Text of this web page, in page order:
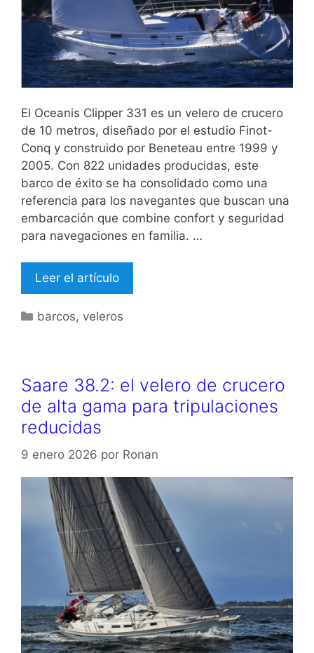
El Oceanis Clipper 331 es un velero de crucero
de 10 metros, diseñado por el estudio Finot-
Conq y construido por Beneteau entre 1999 y
2005. Con 822 unidades producidas, este
barco de éxito se ha consolidado como una
referencia para los navegantes que buscan una
embarcación que combine confort y seguridad
para navegaciones en familia. …
Leer el artículo
Categorías
barcos, veleros
Saare 38.2: el velero de crucero
de alta gama para tripulaciones
reducidas
9 enero 2026 por Ronan